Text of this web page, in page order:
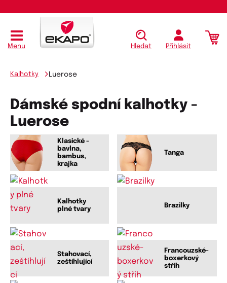
Menu Hledat Přihlásit
Kalhotky Luerose
Dámské spodní kalhotky -
Luerose
Klasické -
bavlna,
bambus,
krajka
Tanga
Kalhotky
plné tvary
Brazilky
Stahovací,
zeštíhlující
Francouzské-
boxerkový
střih